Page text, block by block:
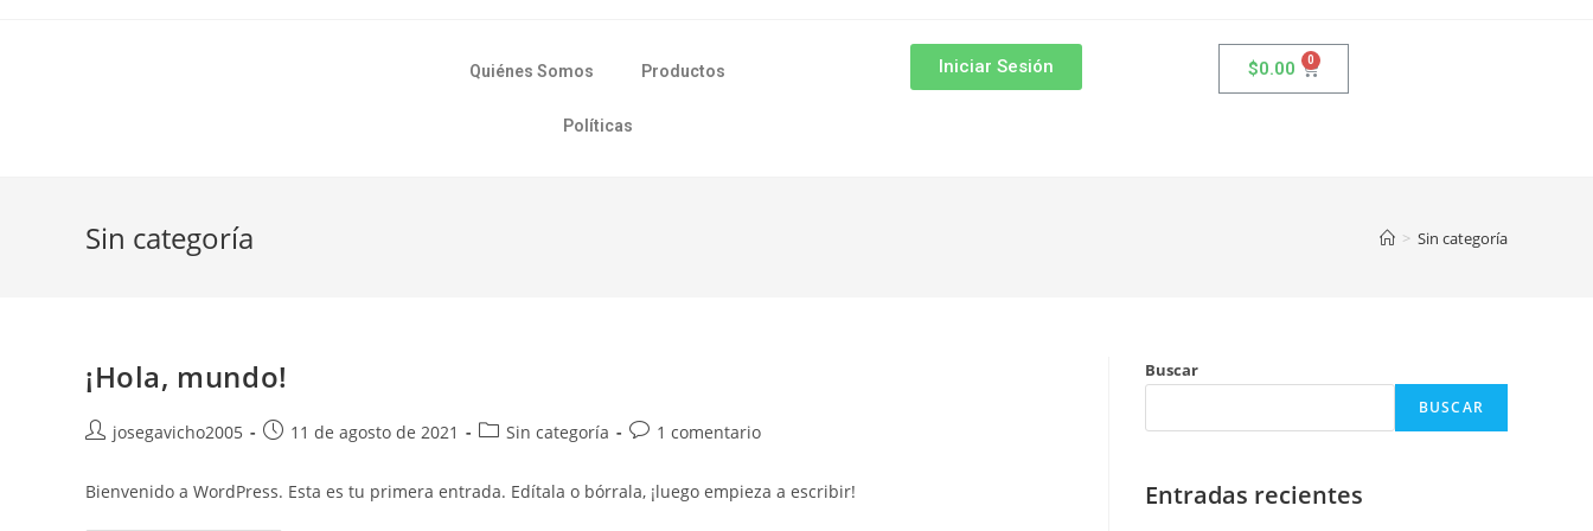
Quiénes Somos Productos
Políticas
Iniciar Sesión $0.00
Sin categoría > Sin categoría
¡Hola, mundo!
josegavicho2005 11 de agosto de 2021 Sin categoría 1 comentario
Bienvenido a WordPress. Esta es tu primera entrada. Edítala o bórrala, ¡luego empieza a escribir!
Buscar
BUSCAR
Entradas recientes